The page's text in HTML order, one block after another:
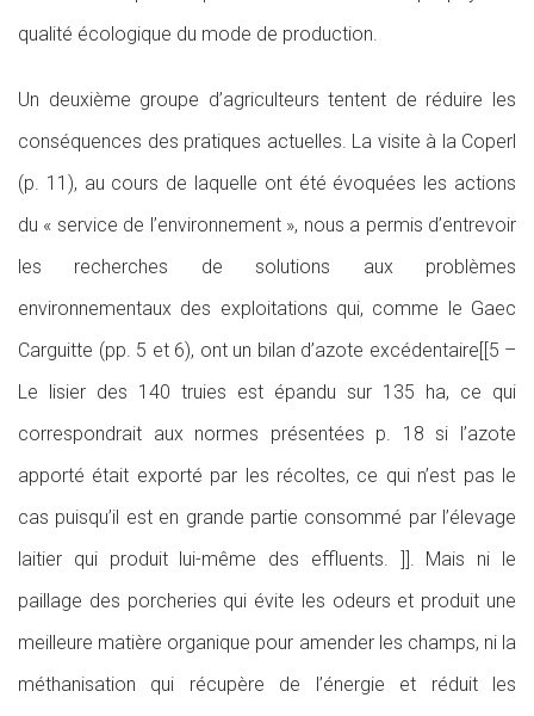
qualité écologique du mode de production.
Un deuxième groupe d’agriculteurs tentent de réduire les
conséquences des pratiques actuelles. La visite à la Coperl
(p. 11), au cours de laquelle ont été évoquées les actions
du « service de l’environnement », nous a permis d’entrevoir
les recherches de solutions aux problèmes
environnementaux des exploitations qui, comme le Gaec
Carguitte (pp. 5 et 6), ont un bilan d’azote excédentaire[[5 –
Le lisier des 140 truies est épandu sur 135 ha, ce qui
correspondrait aux normes présentées p. 18 si l’azote
apporté était exporté par les récoltes, ce qui n’est pas le
cas puisqu’il est en grande partie consommé par l’élevage
laitier qui produit lui-même des effluents. ]]. Mais ni le
paillage des porcheries qui évite les odeurs et produit une
meilleure matière organique pour amender les champs, ni la
méthanisation qui récupère de l’énergie et réduit les